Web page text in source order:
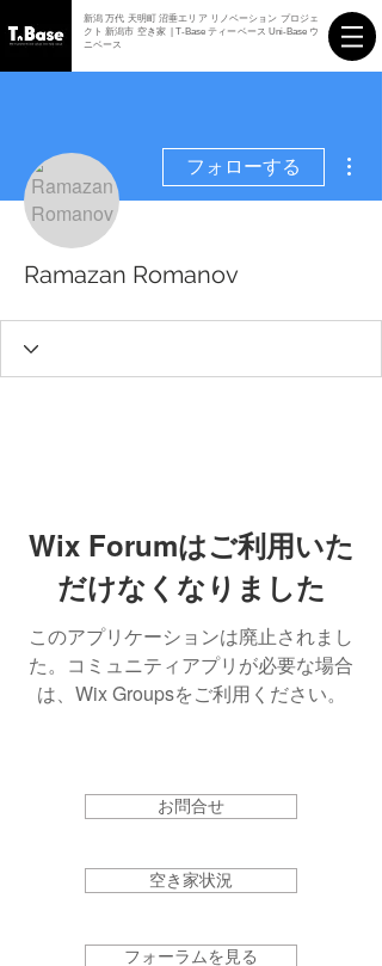
新潟 万代 天明町 沼垂エリア リノベーション プロジェ
クト 新潟市 空き家 | T-Base ティーベース Uni-Base ウ
ニベース
フォローする
Ramazan Romanov
Wix Forumはご利用いた
だけなくなりました
このアプリケーションは廃止されまし
た。コミュニティアプリが必要な場合
は、Wix Groupsをご利用ください。
お問合せ
空き家状況
フォーラムを見る